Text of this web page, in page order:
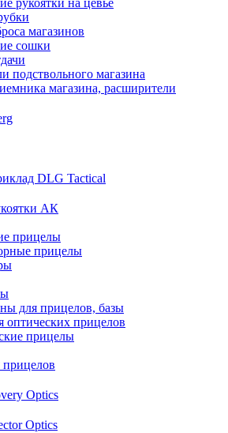
рукоятки на цевье
магазинов
сошки
подствольного магазина
магазина, расширители
DLG Tactical
АК
прицелы
прицелы
для прицелов, базы
оптических прицелов
прицелы
Optics
Optics